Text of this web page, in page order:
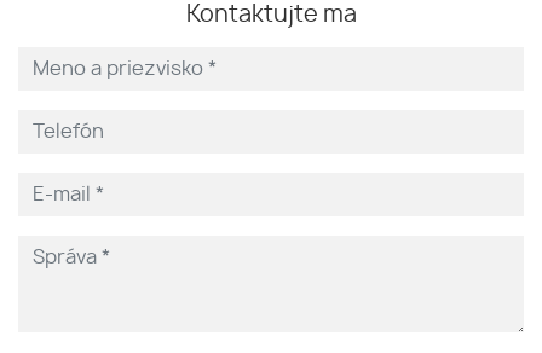
Kontaktujte ma